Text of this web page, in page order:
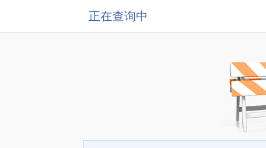
正在查询中